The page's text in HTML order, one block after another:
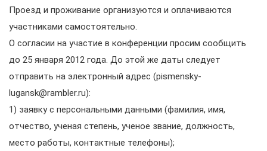
Проезд и проживание организуются и оплачиваются
участниками самостоятельно.
О согласии на участие в конференции просим сообщить
до 25 января 2012 года. До этой же даты следует
отправить на электронный адрес (pismensky-
lugansk@rambler.ru):
1) заявку с персональными данными (фамилия, имя,
отчество, ученая степень, ученое звание, должность,
место работы, контактные телефоны);